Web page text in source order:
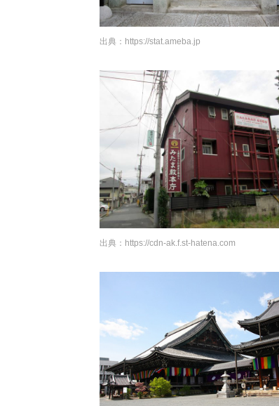
出典： https://stat.ameba.jp
出典： https://cdn-ak.f.st-hatena.com